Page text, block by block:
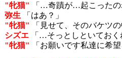
"牝猫"
「…奇蹟が…起こったの
弥生 「はあ？」
"牝猫"
「見せて、そのバケツの
シズエ「…そっとしといておく
"牝猫"
「お願いです私達に希望